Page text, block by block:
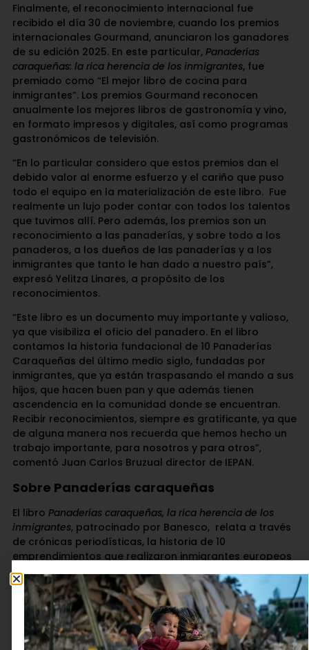
Finalmente, el reconocimiento internacional fue
recibido el día 30 de noviembre, cuando los premios
internacionales Gourmand, anunciaron los ganadores
de su edición 2025. En este particular, Panaderías
caraqueñas: la rica herencia de los inmigrantes, fue
premiado como “El mejor libro de cocina para
inmigrantes”. Los premios Gourmand reconocen
anualmente los mejores libros de gastronomía y vino,
en formato impresos y digitales, así como programas
gastronómicos de televisión.
“En lo particular considero que estos premios dan el
debido valor al enorme esfuerzo y el cariño que puso
todo el equipo en la materialización de este libro. Fue
realmente un lujo poder contar con todos los talentos
que tuvimos allí. Pero además, los premios son un
reconocimiento a las panaderías, y sobre todo a los
panaderos, a los dueños de las panaderías y a los
inmigrantes que tanto le han dado a nuestro país”,
expresó Yelitza Linares, a propósito de los
reconocimientos.
“Este libro es un documento muy importante y valioso,
ya que visibiliza el oficio del panadero. En el libro
contamos la historia fundacional de 10 Panaderías
Caraqueñas del último medio siglo, fundadas por
inmigrantes, que ya están traspasando el mando a sus
hijos, que hacen buen pan y que además tienen
ascendencia en la comunidad donde se encuentran.
Recibir reconocimientos, siempre es gratificante, ya que
de alguna manera nos recuerda que hemos hecho un
trabajo importante, para nosotros y para otros”,
comentó Juan Carlos Bruzual director de IEPAN.
Sobre Panaderías caraqueñas
El libro Panaderías caraqueñas, la rica herencia de los
inmigrantes, patrocinado por Banesco, relata a través
de crónicas periodísticas, la historia de 10
emprendimientos que realizaron inmigrantes europeos
y del Medio Oriente durante el siglo XX en Venezuela.
La publicación contó con la edición de María Gabriela
Méndez, la documentación y asistencia editorial de
Larissa Hernández y la participación de 10 destacadas
cronistas: Laura Helena Castillo, Giuliana Chiappe,